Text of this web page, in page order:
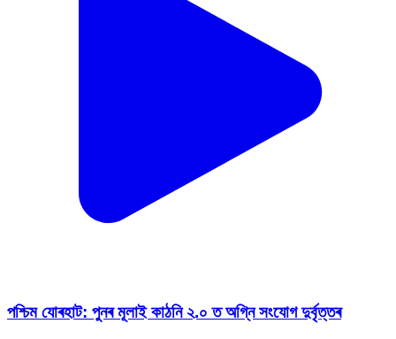
পশ্চিম যোৰহাট: পুনৰ মূলাই কাঠনি ২.০ ত অগ্নি সংযোগ দুৰ্বৃত্তৰ